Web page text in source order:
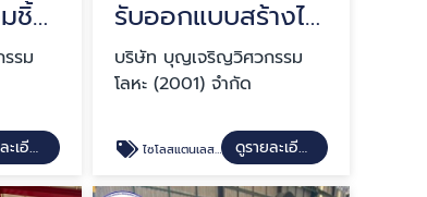
รับประกอบเชื่อมชิ้นเหล็กและงานสแตนเลส ผลิตงาน OEM
รม
ดูรายละเอียด
รับออกแบบสร้างไซโลสแตนเลส ไซโลเหล็ก
บริษัท บุญเจริญวิศวกรรม
โลหะ (2001) จำกัด
ไซโลสแตนเลส ไซโลเหล็ก ดูรายละเอียด